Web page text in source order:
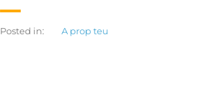
Posted in: A prop teu